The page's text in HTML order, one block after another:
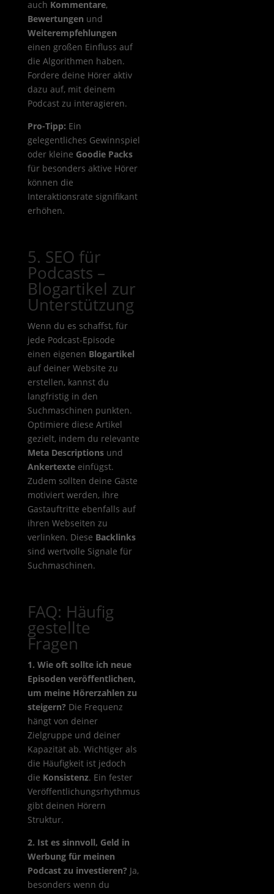
auch Kommentare,
Bewertungen und
Weiterempfehlungen
einen großen Einfluss auf
die Algorithmen haben.
Fordere deine Hörer aktiv
dazu auf, mit deinem
Podcast zu interagieren.
Pro-Tipp: Ein
gelegentliches Gewinnspiel
oder kleine Goodie Packs
für besonders aktive Hörer
können die
Interaktionsrate signifikant
erhöhen.
5. SEO für
Podcasts –
Blogartikel zur
Unterstützung
Wenn du es schaffst, für
jede Podcast-Episode
einen eigenen Blogartikel
auf deiner Website zu
erstellen, kannst du
langfristig in den
Suchmaschinen punkten.
Optimiere diese Artikel
gezielt, indem du relevante
Meta Descriptionsund
Ankertexteeinfügst.
Zudem sollten deine Gäste
motiviert werden, ihre
Gastauftritte ebenfalls auf
ihren Webseiten zu
verlinken. Diese Backlinks
sind wertvolle Signale für
Suchmaschinen.
FAQ: Häufig
gestellte
Fragen
1. Wie oft sollte ich neue
Episoden veröffentlichen,
um meine Hörerzahlen zu
steigern?Die Frequenz
hängt von deiner
Zielgruppe und deiner
Kapazität ab. Wichtiger als
die Häufigkeit ist jedoch
die Konsistenz. Ein fester
Veröffentlichungsrhythmus
gibt deinen Hörern
Struktur.
2. Ist es sinnvoll, Geld in
Werbung für meinen
Podcast zu investieren?Ja,
besonders wenn du